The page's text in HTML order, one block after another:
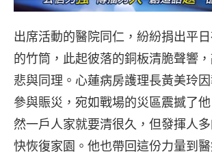
出席活動的醫院同仁，紛紛捐出平
的竹筒，此起彼落的銅板清脆聲響
悲與同理。心蓮病房護理長黃美玲
參與賑災，宛如戰場的災區震撼了
然一戶人家就要清很久，但發揮人
快恢復家園。他也帶回這份力量到